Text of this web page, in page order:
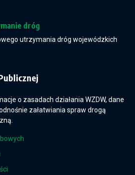
dróg
utrzymania dróg wojewódzkich
o zasadach działania WZDW, dane
załatwiania spraw drogą